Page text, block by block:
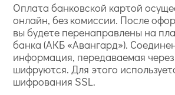
Оплата банковской картой
онлайн, без комиссии. После
вы будете перенаправлены на
банка (АКБ «Авангард»).
информация, передаваемая
шифруются. Для этого
шифрования SSL.